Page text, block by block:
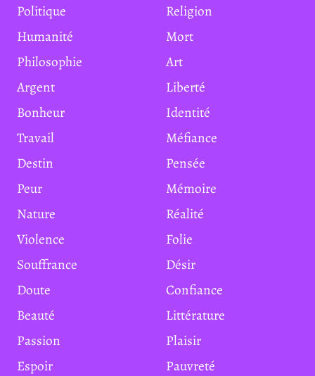
Politique
Religion
Humanité
Mort
Philosophie
Art
Argent
Liberté
Bonheur
Identité
Travail
Méfiance
Destin
Pensée
Peur
Mémoire
Nature
Réalité
Violence
Folie
Souffrance
Désir
Doute
Confiance
Beauté
Littérature
Passion
Plaisir
Espoir
Pauvreté